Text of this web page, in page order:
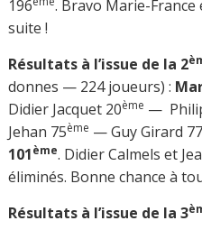
196
. Bravo Marie-
suite !
Résultats à l’issue de la 2
donnes — 224 joueurs) :
Didier Jacquet 20ème —
Jehan 75ème — Guy Girard 77
101ème. Didier Calmels et
éliminés. Bonne chance à
Résultats à l’issue de la 3